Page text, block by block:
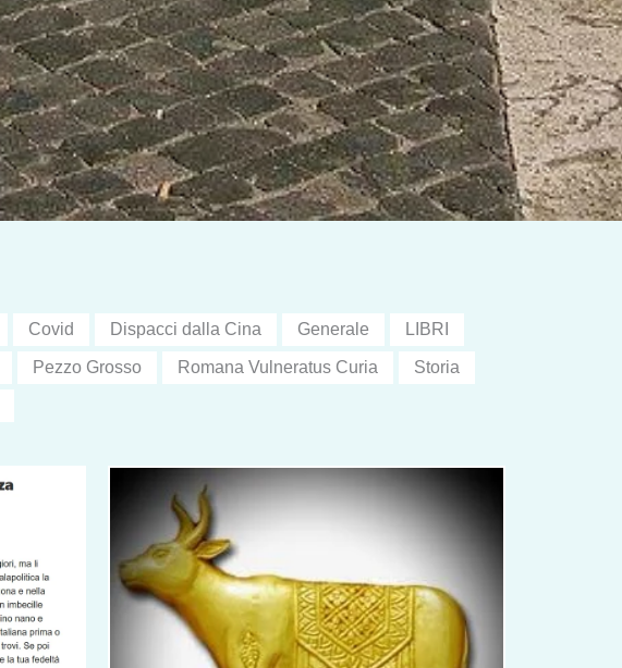
Covid Dispacci dalla Cina Generale LIBRI
Pezzo Grosso Romana Vulneratus Curia Storia